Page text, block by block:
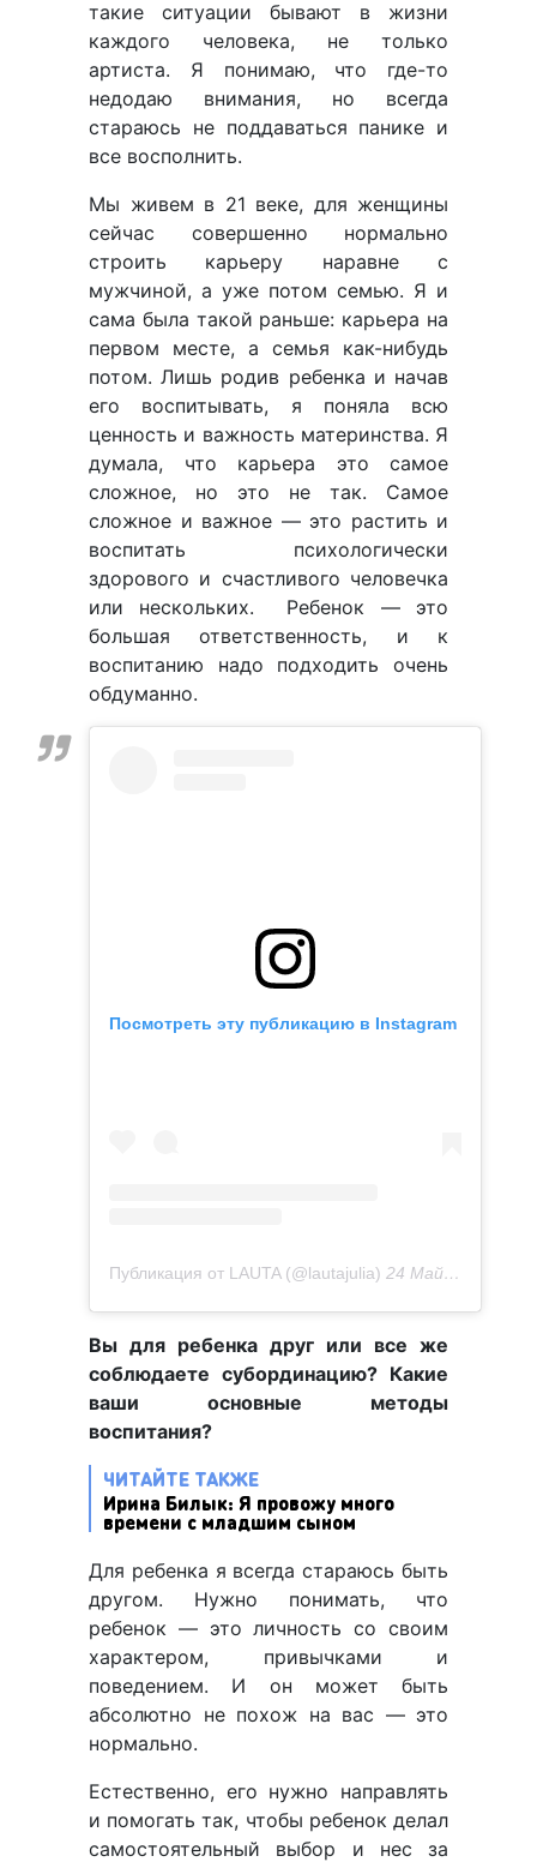
такие ситуации бывают в жизни
каждого человека, не только
артиста. Я понимаю, что где-то
недодаю внимания, но всегда
стараюсь не поддаваться панике и
все восполнить.
Мы живем в 21 веке, для женщины
сейчас совершенно нормально
строить карьеру наравне с
мужчиной, а уже потом семью. Я и
сама была такой раньше: карьера на
первом месте, а семья как-нибудь
потом. Лишь родив ребенка и начав
его воспитывать, я поняла всю
ценность и важность материнства. Я
думала, что карьера это самое
сложное, но это не так. Самое
сложное и важное — это растить и
воспитать психологически
здорового и счастливого человечка
или нескольких. Ребенок — это
большая ответственность, и к
воспитанию надо подходить очень
обдуманно.
Посмотреть эту публикацию в Instagram
Публикация от LAUTA (@lautajulia) 24 Май 2020 в 9:17 PDT
Вы для ребенка друг или все же
соблюдаете субординацию? Какие
ваши основные методы
воспитания?
ЧИТАЙТЕ ТАКЖЕ
Ирина Билык: Я провожу много
времени с младшим сыном
Для ребенка я всегда стараюсь быть
другом. Нужно понимать, что
ребенок — это личность со своим
характером, привычками и
поведением. И он может быть
абсолютно не похож на вас — это
нормально.
Естественно, его нужно направлять
и помогать так, чтобы ребенок делал
самостоятельный выбор и нес за